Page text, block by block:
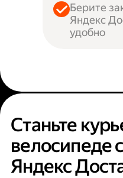
Берите
Яндекс
удобно
Станьте
велосипеде
Яндекс